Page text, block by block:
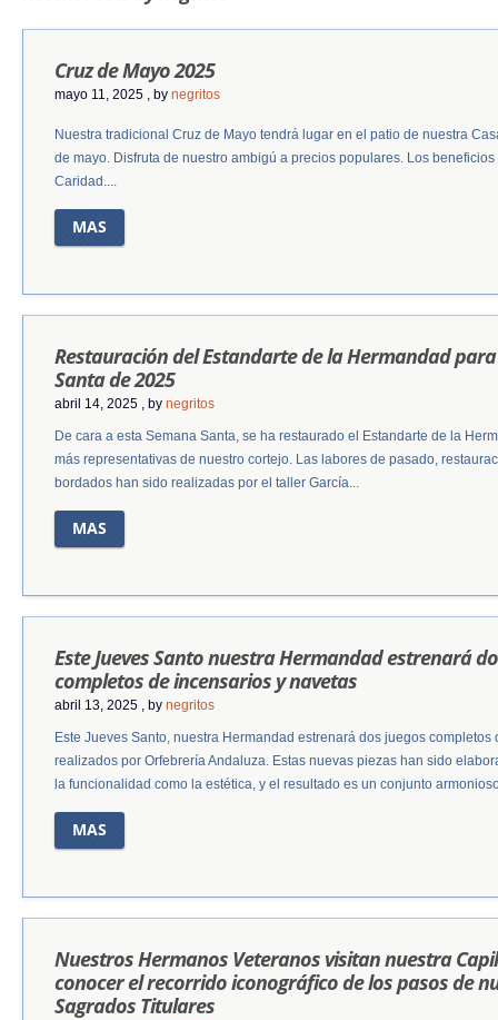
Cruz de Mayo 2025
mayo 11, 2025 , by negritos
Nuestra tradicional Cruz de Mayo tendrá lugar en el patio de nuestra
de mayo. Disfruta de nuestro ambigú a precios populares. Los
Caridad....
MAS
Restauración del Estandarte de la Hermandad
Santa de 2025
abril 14, 2025 , by negritos
De cara a esta Semana Santa, se ha restaurado el Estandarte de la
más representativas de nuestro cortejo. Las labores de pasado,
bordados han sido realizadas por el taller García...
MAS
Este Jueves Santo nuestra Hermandad estrenará
completos de incensarios y navetas
abril 13, 2025 , by negritos
Este Jueves Santo, nuestra Hermandad estrenará dos juegos completos
realizados por Orfebrería Andaluza. Estas nuevas piezas han sido
la funcionalidad como la estética, y el resultado es un conjunto
MAS
Nuestros Hermanos Veteranos visitan nuestra
conocer el recorrido iconográfico de los pasos de
Sagrados Titulares